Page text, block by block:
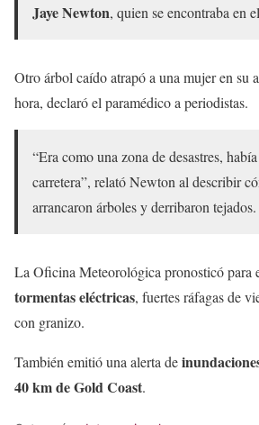
Jaye Newton, quien se encontraba en
Otro árbol caído atrapó a una mujer en su
hora, declaró el paramédico a periodistas.
“Era como una zona de desastres,
carretera”, relató Newton al describir
arrancaron árboles y derribaron tejados.
La Oficina Meteorológica pronosticó para
tormentas eléctricas, fuertes ráfagas de
con granizo.
También emitió una alerta de
40 km de Gold Coast.